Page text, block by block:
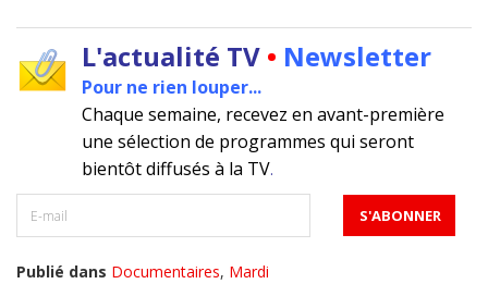
L'actualité TV • Newsletter
Pour ne rien louper...
Chaque semaine, recevez en avant-première
une sélection de programmes qui seront
bientôt diffusés à la TV.
Publié dans Documentaires, Mardi